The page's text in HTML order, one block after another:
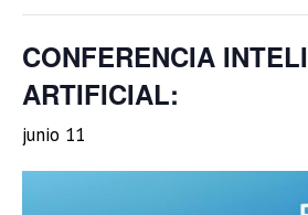
CONFERENCIA
ARTIFICIAL:
junio 11